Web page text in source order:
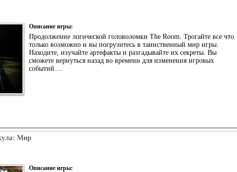
Описание игры:
Продолжение логической головоломки The Room. Трогайте все что
только возможно и вы погрузитесь в таинственный мир игры.
Находите, изучайте артефакты и разгадывайте их секреты. Вы
сможете вернуться назад во времени для изменения игровых
событий....
Мир
Описание игры: